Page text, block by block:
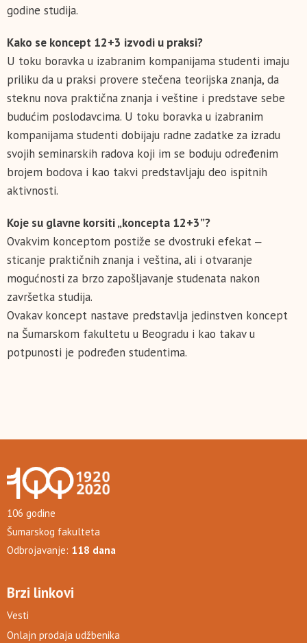
godine studija.
Kako se koncept 12+3 izvodi u praksi?
U toku boravka u izabranim kompanijama studenti imaju
priliku da u praksi provere stečena teorijska znanja, da
steknu nova praktična znanja i veštine i predstave sebe
budućim poslodavcima. U toku boravka u izabranim
kompanijama studenti dobijaju radne zadatke za izradu
svojih seminarskih radova koji im se boduju određenim
brojem bodova i kao takvi predstavljaju deo ispitnih
aktivnosti.
Koje su glavne korsiti „koncepta 12+3”?
Ovakvim konceptom postiže se dvostruki efekat ‒
sticanje praktičnih znanja i veština, ali i otvaranje
mogućnosti za brzo zapošljavanje studenata nakon
završetka studija.
Ovakav koncept nastave predstavlja jedinstven koncept
na Šumarskom fakultetu u Beogradu i kao takav u
potpunosti je podređen studentima.
106 godine
Šumarskog fakulteta
Odbrojavanje: 118 dana
Brzi linkovi
Vesti
Onlajn prodaja udžbenika